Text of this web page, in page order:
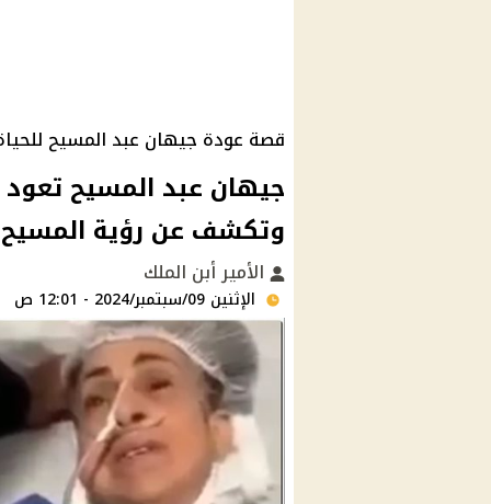
قصة عودة جيهان عبد المسيح للحياة بعد
وتكشف عن رؤية المسيح
الأمير أبن الملك
الإثنين 09/سبتمبر/2024 - 12:01 ص